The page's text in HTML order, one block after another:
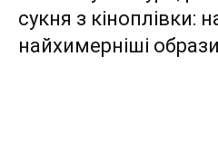
сукня з кіноплівки:
найхимерніші